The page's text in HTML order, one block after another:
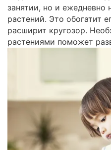
занятии, но и ежедневно
растений. Это обогатит
расширит кругозор.
растениями поможет